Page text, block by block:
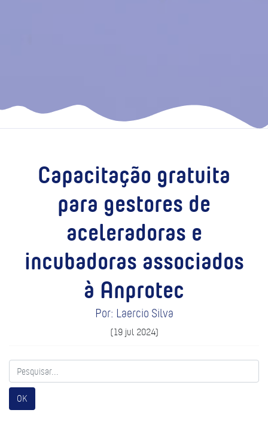
Capacitação gratuita
para gestores de
aceleradoras e
incubadoras associados
à Anprotec
Por: Laercio Silva
(19 jul 2024)
OK